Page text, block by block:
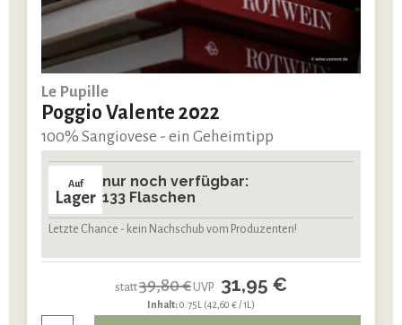
Le Pupille
Poggio Valente 2022
100% Sangiovese - ein Geheimtipp
Auf
Lager
nur noch verfügbar:
133 Flaschen
Letzte Chance - kein Nachschub vom Produzenten!
statt39,80 €UVP 31,95 €
Inhalt:0.75L (42,60 € / 1L)